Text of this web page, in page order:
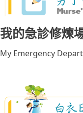
我的急診修煉
My Emergency